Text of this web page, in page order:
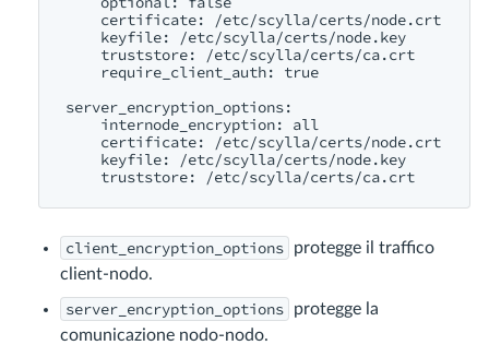
    certificate: /etc/scylla/certs/node.crt
    keyfile: /etc/scylla/certs/node.key
    truststore: /etc/scylla/certs/ca.crt
    require_client_auth: true
server_encryption_options:
    internode_encryption: all
    certificate: /etc/scylla/certs/node.crt
    keyfile: /etc/scylla/certs/node.key
client_encryption_options
protegge il traffico
client-nodo.
server_encryption_options
protegge la
comunicazione nodo-nodo.